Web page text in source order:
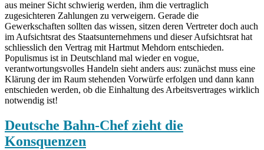
aus meiner Sicht schwierig werden, ihm die vertraglich
zugesichteren Zahlungen zu verweigern. Gerade die
Gewerkschaften sollten das wissen, sitzen deren Vertreter doch auch
im Aufsichtsrat des Staatsunternehmens und dieser Aufsichtsrat hat
schliesslich den Vertrag mit Hartmut Mehdorn entschieden.
Populismus ist in Deutschland mal wieder en vogue,
verantwortungsvolles Handeln sieht anders aus: zunächst muss eine
Klärung der im Raum stehenden Vorwürfe erfolgen und dann kann
entschieden werden, ob die Einhaltung des Arbeitsvertrages wirklich
notwendig ist!
Deutsche Bahn-Chef zieht die
Konsquenzen